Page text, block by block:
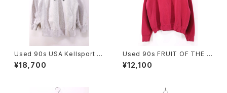
Used 90s USA Kellsport T
he Black Dog Reverse We
ave Type Heavy Sweat Siz
¥18,700
Used 90s FRUIT OF THE L
OOM Wine Red Nike Bootl
eg Embroidery Sweat Size
¥12,100